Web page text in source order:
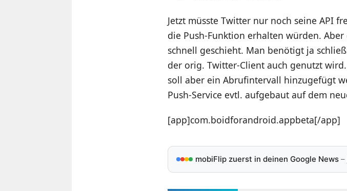
Jetzt müsste Twitter nur noch seine API
die Push-Funktion erhalten würden.
schnell geschieht. Man benötigt ja
der orig. Twitter-Client auch genutzt
soll aber ein Abrufintervall hinzugefügt
Push-Service evtl. aufgebaut auf dem
[app]com.boidforandroid.appbeta[/app]
mobiFlip zuerst in deinen Google News–